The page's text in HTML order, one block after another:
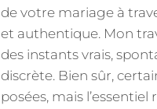
de votre mariage à
et authentique. Mon
des instants vrais,
discrète. Bien sûr,
posées, mais